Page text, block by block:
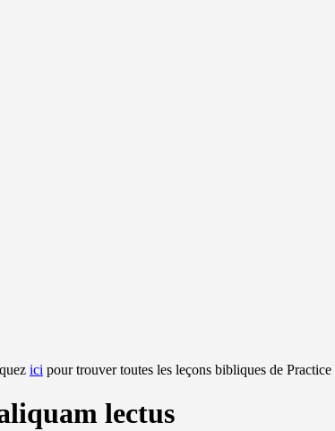
ici pour trouver toutes les leçons bibliques de
lectus